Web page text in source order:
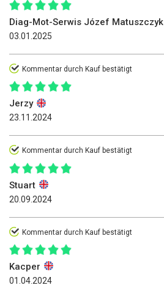
Diag-Mot-Serwis Józef Matuszczyk
03.01.2025
Kommentar durch Kauf bestätigt
Jerzy
23.11.2024
Kommentar durch Kauf bestätigt
Stuart
20.09.2024
Kommentar durch Kauf bestätigt
Kacper
01.04.2024